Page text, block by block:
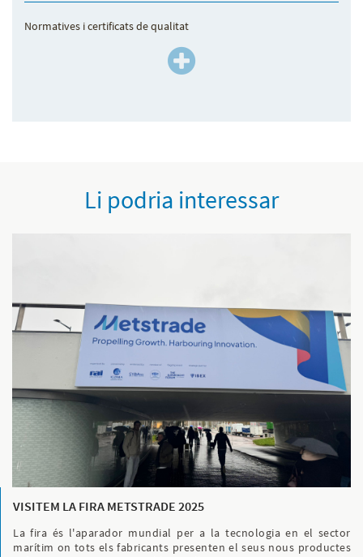
Normatives i certificats de qualitat
Li podria interessar
VISITEM LA FIRA METSTRADE 2025
La fira és l'aparador mundial per a la tecnologia en el sector
marítim on tots els fabricants presenten el seus nous productes